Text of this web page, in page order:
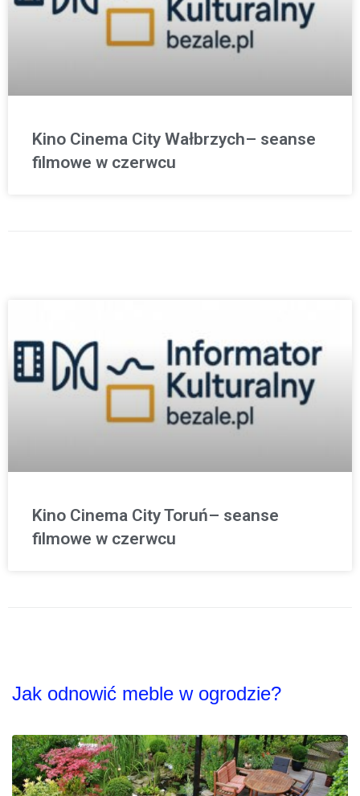
Kino Cinema City Wałbrzych– seanse
filmowe w czerwcu
Kino Cinema City Toruń– seanse
filmowe w czerwcu
Jak odnowić meble w ogrodzie?